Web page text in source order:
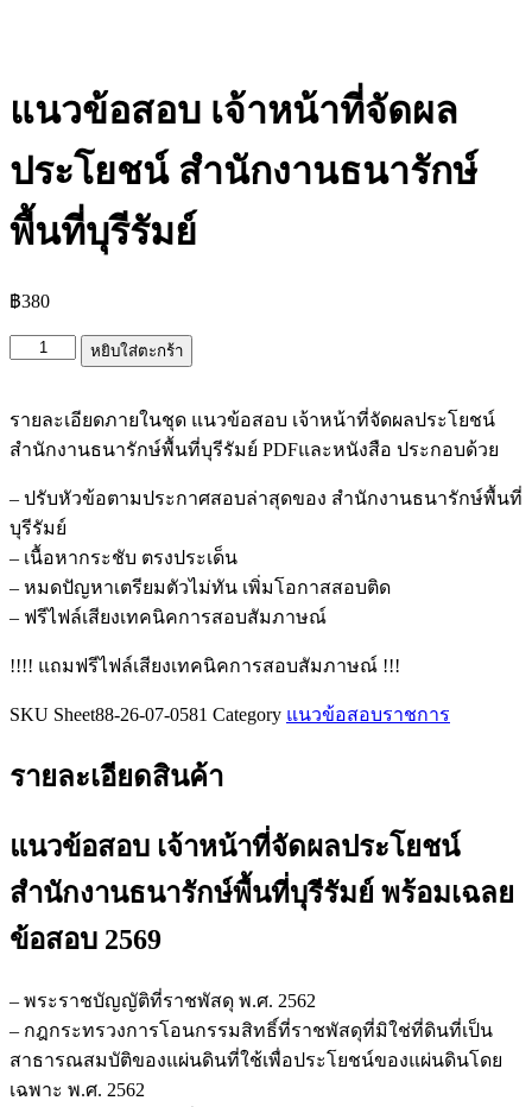
แนวข้อสอบ เจ้าหน้าที่จัดผล
ประโยชน์ สำนักงานธนารักษ์
พื้นที่บุรีรัมย์
฿380
จำนวน
เจ้า
จัด
ผล
ประโยชน์
สำนักงาน
ธนารักษ์
บุรีรัมย์
ชิ้น
หยิบใส่ตะกร้า
รายละเอียดภายในชุด แนวข้อสอบ เจ้าหน้าที่จัดผลประโยชน์
สำนักงานธนารักษ์พื้นที่บุรีรัมย์ PDFและหนังสือ ประกอบด้วย
– ปรับหัวข้อตามประกาศสอบล่าสุดของ สำนักงานธนารักษ์พื้นที่
บุรีรัมย์
– เนื้อหากระชับ ตรงประเด็น
– หมดปัญหาเตรียมตัวไม่ทัน เพิ่มโอกาสสอบติด
– ฟรีไฟล์เสียงเทคนิคการสอบสัมภาษณ์
!!!! แถมฟรีไฟล์เสียงเทคนิคการสอบสัมภาษณ์ !!!
SKU Sheet88-26-07-0581 Category แนวข้อสอบราชการ
รายละเอียดสินค้า
แนวข้อสอบ เจ้าหน้าที่จัดผลประโยชน์
สำนักงานธนารักษ์พื้นที่บุรีรัมย์ พร้อมเฉลย
ข้อสอบ 2569
– พระราชบัญญัติที่ราชพัสดุ พ.ศ. 2562
– กฎกระทรวงการโอนกรรมสิทธิ์ที่ราชพัสดุที่มิใช่ที่ดินที่เป็น
สาธารณสมบัติของแผ่นดินที่ใช้เพื่อประโยชน์ของแผ่นดินโดย
เฉพาะ พ.ศ. 2562